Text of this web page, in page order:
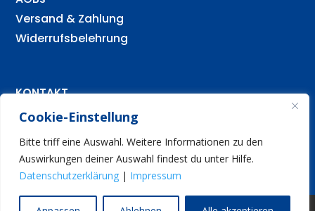
Cookie-Einstellung
Bitte triff eine Auswahl. Weitere Informationen zu den
Auswirkungen deiner Auswahl findest du unter Hilfe.
Datenschutzerklärung | Impressum
Versand & Zahlung
Widerrufsbelehrung
KONTAKT
Hauptstraße 53
27404 Gyhum